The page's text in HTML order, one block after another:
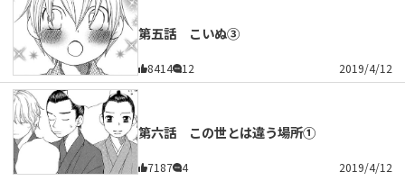
第五話 こいぬ③
8414 12 2019/4/12
第六話 この世とは違う場所①
7187 4 2019/4/12